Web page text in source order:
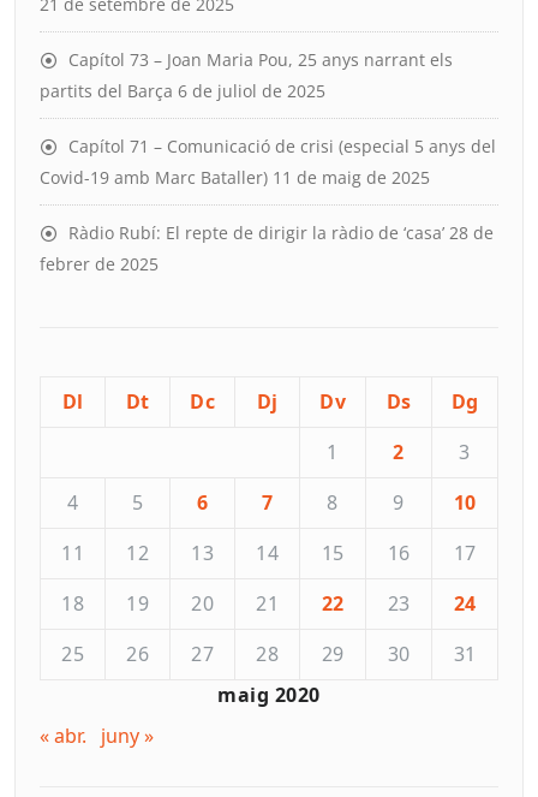
Capítol 73 – Joan Maria Pou, 25 anys narrant els
partits del Barça 6 de juliol de 2025
Capítol 71 – Comunicació de crisi (especial 5 anys del
Covid-19 amb Marc Bataller) 11 de maig de 2025
Ràdio Rubí: El repte de dirigir la ràdio de ‘casa’ 28 de
febrer de 2025
maig 2020
Dl Dt Dc Dj Dv Ds
Dg
1
2
3
4
5 6 7 8 9
10
11
12 13 14 15 16
17
18
19 20 21 22 23
24
25
26 27 28 29 30 31
« abr. juny »